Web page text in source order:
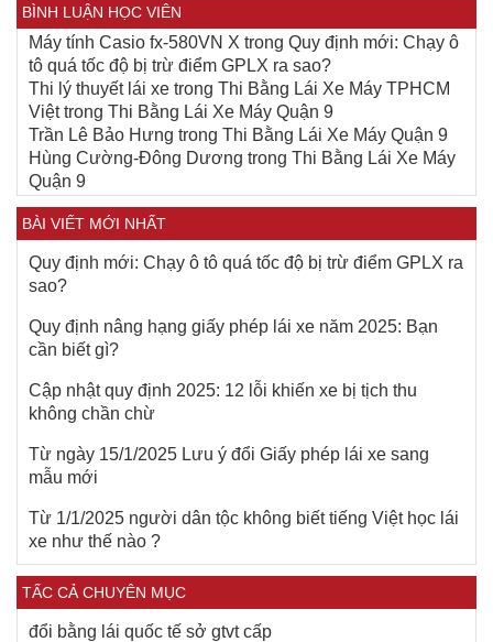
BÌNH LUẬN HỌC VIÊN
Máy tính Casio fx-580VN X trong Quy định mới: Chạy ô
tô quá tốc độ bị trừ điểm GPLX ra sao?
Thi lý thuyết lái xe trong Thi Bằng Lái Xe Máy TPHCM
Việttrong Thi Bằng Lái Xe Máy Quận 9
Trần Lê Bảo Hưng trong Thi Bằng Lái Xe Máy Quận 9
Hùng Cường-Đông Dương trong Thi Bằng Lái Xe Máy
Quận 9
BÀI VIẾT MỚI NHẤT
Quy định mới: Chạy ô tô quá tốc độ bị trừ điểm GPLX ra
sao?
Quy định nâng hạng giấy phép lái xe năm 2025: Bạn
cần biết gì?
Cập nhật quy định 2025: 12 lỗi khiến xe bị tịch thu
không chần chừ
Từ ngày 15/1/2025 Lưu ý đổi Giấy phép lái xe sang
mẫu mới
Từ 1/1/2025 người dân tộc không biết tiếng Việt học lái
xe như thế nào ?
TẤC CẢ CHUYÊN MỤC
đổi bằng lái quốc tế sở gtvt cấp